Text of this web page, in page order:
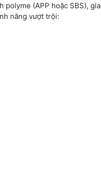
polyme (APP hoặc SBS), gia
năng vượt trội: